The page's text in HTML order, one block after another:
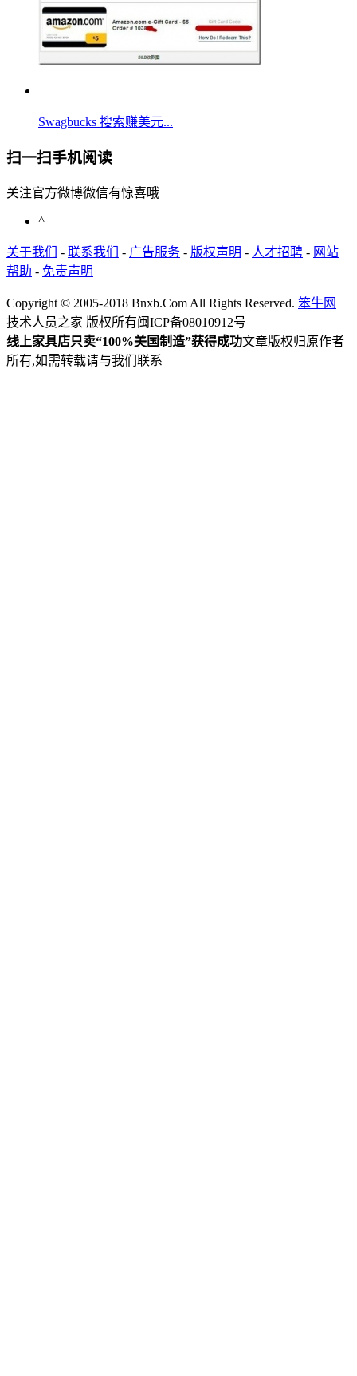
Swagbucks 搜索赚美元...
扫一扫手机阅读
关注官方微博微信有惊喜哦
^
关于我们 - 联系我们 - 广告服务 - 版权声明 - 人才招聘 - 网站
帮助 - 免责声明
Copyright © 2005-2018 Bnxb.Com All Rights Reserved. 笨牛网
技术人员之家 版权所有闽ICP备08010912号
线上家具店只卖“100%美国制造”获得成功文章版权归原作者
所有,如需转载请与我们联系